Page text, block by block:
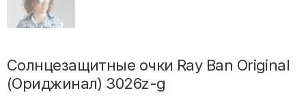
Солнцезащитные очки Ray Ban Original
(Ориджинал) 3026z-g